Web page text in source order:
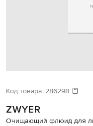
Код товара: 286298
ZWYER
Очищающий флюид для